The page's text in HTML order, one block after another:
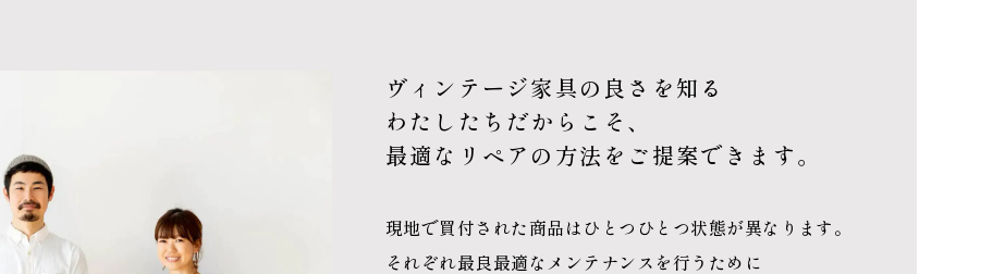
ヴィンテージ家具の良さを知る
わたしたちだからこそ、
最適なリペアの方法をご提案できます。
現地で買付された商品はひとつひとつ状態が異なります。
それぞれ最良最適なメンテナンスを行うために